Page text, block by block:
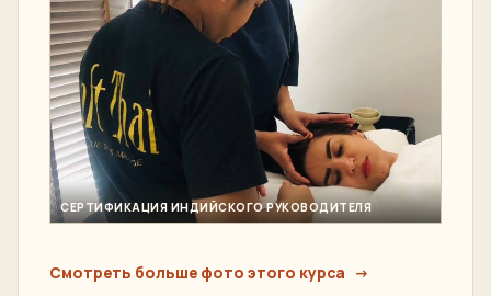
СЕРТИФИКАЦИЯ ИНДИЙСКОГО РУКОВОДИТЕЛЯ
Смотреть больше фото этого курса